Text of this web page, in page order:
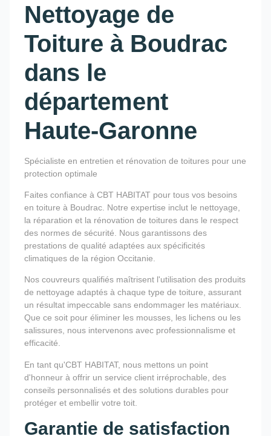
Nettoyage de
Toiture à Boudrac
dans le
département
Haute-Garonne
Spécialiste en entretien et rénovation de toitures pour une
protection optimale
Faites confiance à CBT HABITAT pour tous vos besoins
en toiture à Boudrac. Notre expertise inclut le nettoyage,
la réparation et la rénovation de toitures dans le respect
des normes de sécurité. Nous garantissons des
prestations de qualité adaptées aux spécificités
climatiques de la région Occitanie.
Nos couvreurs qualifiés maîtrisent l'utilisation des produits
de nettoyage adaptés à chaque type de toiture, assurant
un résultat impeccable sans endommager les matériaux.
Que ce soit pour éliminer les mousses, les lichens ou les
salissures, nous intervenons avec professionnalisme et
efficacité.
En tant qu'CBT HABITAT, nous mettons un point
d'honneur à offrir un service client irréprochable, des
conseils personnalisés et des solutions durables pour
protéger et embellir votre toit.
Garantie de satisfaction